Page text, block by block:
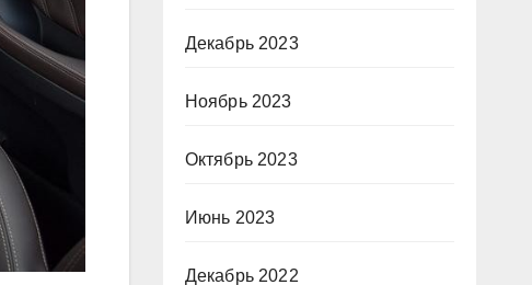
Декабрь 2023
Ноябрь 2023
Октябрь 2023
Июнь 2023
Декабрь 2022